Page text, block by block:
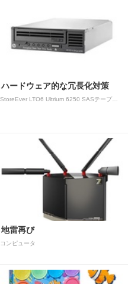
ハードウェア的な冗長化対策
地雷再び
コンピュータ